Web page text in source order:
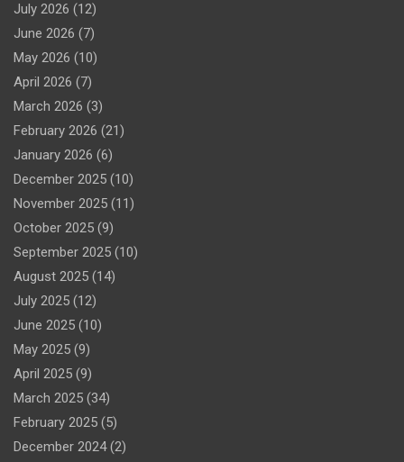
July 2026 (12)
June 2026 (7)
May 2026 (10)
April 2026 (7)
March 2026 (3)
February 2026 (21)
January 2026 (6)
December 2025 (10)
November 2025 (11)
October 2025 (9)
September 2025 (10)
August 2025 (14)
July 2025 (12)
June 2025 (10)
May 2025 (9)
April 2025 (9)
March 2025 (34)
February 2025 (5)
December 2024(2)